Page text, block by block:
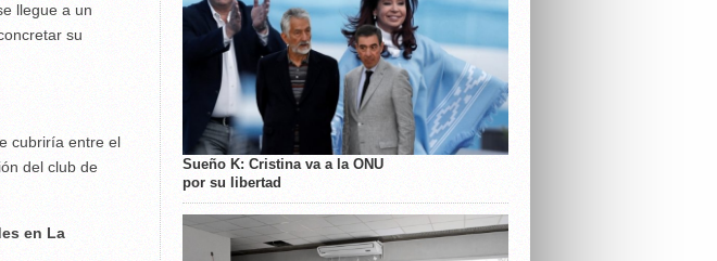
llegue a un
su
cubriría entre el
del club de
en La
Sueño K: Cristina va a la ONU
por su libertad